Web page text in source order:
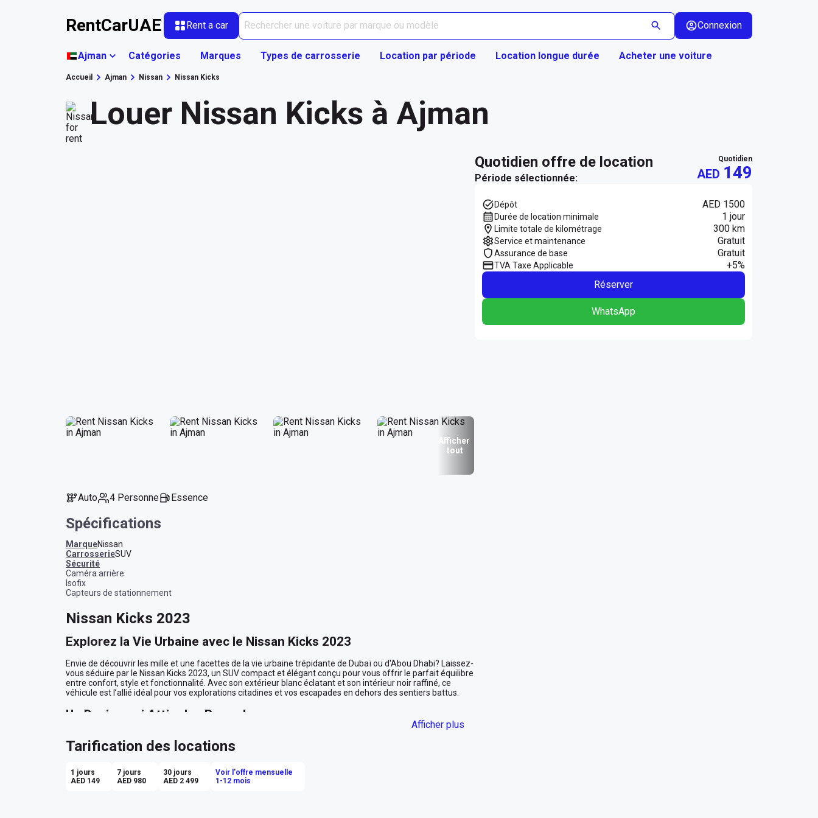
RentCarUAE Rent a car Connexion
Ajman Catégories Marques Types de carrosserie Location par période Location longue durée Acheter une voiture
Accueil Ajman Nissan Nissan Kicks
Louer Nissan Kicks à Ajman
Afficher
tout
Auto 4 Personne Essence
Spécifications
MarqueNissan
CarrosserieSUV
sécurité
Caméra arrière
Isofix
Capteurs de stationnement
Nissan Kicks 2023
Explorez la Vie Urbaine avec le Nissan Kicks 2023
Envie de découvrir les mille et une facettes de la vie urbaine trépidante de Dubaï ou d'Abou Dhabi? Laissez-
vous séduire par le Nissan Kicks 2023, un SUV compact et élégant conçu pour vous offrir le parfait équilibre
entre confort, style et fonctionnalité. Avec son extérieur blanc éclatant et son intérieur noir raffiné, ce
véhicule est l’allié idéal pour vos explorations citadines et vos escapades en dehors des sentiers battus.
Un Design qui Attire les Regards
allure élancée et ses lignes sculptées dégagent une assurance tranquille, parfaite pour naviguer dans le
saisissante que captivante.
Afficher plus
Tarification des locations
1 jours
AED 149
7 jours
AED 980
30 jours
AED 2 499
Voir l'offre mensuelle
1-12 mois
quotidien offre de location
Période sélectionnée:
quotidien
AED 149
Dépôt AED 1500
Durée de location minimale 1 jour
Limite totale de kilométrage 300 km
Service et maintenance Gratuit
Assurance de base Gratuit
TVA Taxe Applicable
+5%
Réserver
WhatsApp